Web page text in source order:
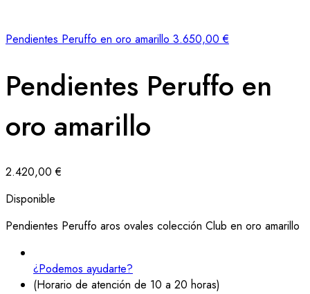
Pendientes Peruffo en oro amarillo 3.650,00€
Pendientes Peruffo en
oro amarillo
2.420,00€
Disponible
Pendientes Peruffo aros ovales colección Club en oro amarillo
¿Podemos ayudarte?
(Horario de atención de 10 a 20 horas)